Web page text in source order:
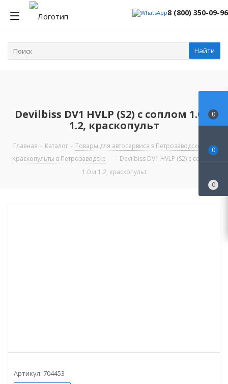
8 (800) 350-09-96
Найти
Devilbiss DV1 HVLP (S2) с соплом 1.0 и
1.2, краскопульт
Главная - Каталог - Товары для автосервиса в Петрозаводске
-
Краскопульты в Петрозаводске
- Devilbiss DV1 HVLP (S2) с соплом
1.0 и 1.2, краскопульт
Артикул: 704453
0
0
0